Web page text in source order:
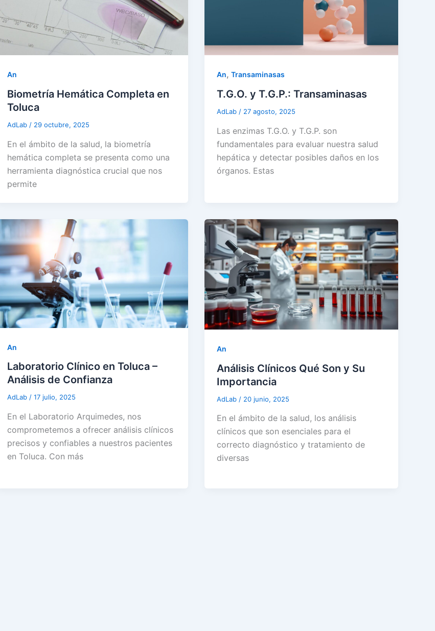
An
Biometría Hemática Completa en
Toluca
AdLab / 29 octubre, 2025
En el ámbito de la salud, la biometría
hemática completa se presenta como una
herramienta diagnóstica crucial que nos
permite
An,Transaminasas
T.G.O. y T.G.P.: Transaminasas
AdLab / 27 agosto, 2025
Las enzimas T.G.O. y T.G.P. son
fundamentales para evaluar nuestra salud
hepática y detectar posibles daños en los
órganos. Estas
An
Laboratorio Clínico en Toluca –
Análisis de Confianza
AdLab / 17 julio, 2025
En el Laboratorio Arquimedes, nos
comprometemos a ofrecer análisis clínicos
precisos y confiables a nuestros pacientes
en Toluca. Con más
An
Análisis Clínicos Qué Son y Su
Importancia
AdLab / 20 junio, 2025
En el ámbito de la salud, los análisis
clínicos que son esenciales para el
correcto diagnóstico y tratamiento de
diversas